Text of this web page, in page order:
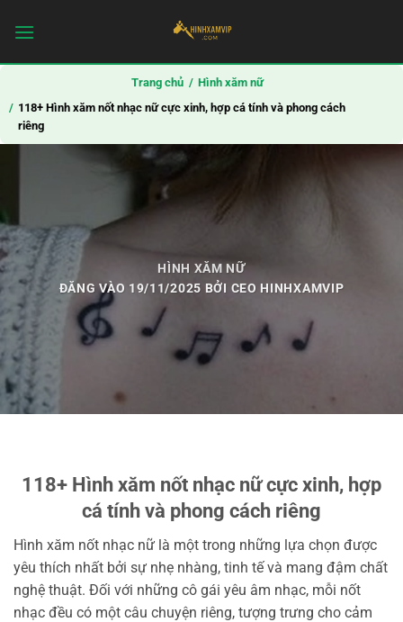
qua
Trang chủ
Hình xăm nữ
118+ Hình xăm nốt nhạc nữ cực xinh, hợp cá tính và phong cách
riêng
HÌNH XĂM NỮ
ĐĂNG VÀO 19/11/2025 BỞI CEO HINHXAMVIP
118+ Hình xăm nốt nhạc nữ cực xinh, hợp
cá tính và phong cách riêng
Hình xăm nốt nhạc nữ là một trong những lựa chọn được
yêu thích nhất bởi sự nhẹ nhàng, tinh tế và mang đậm chất
nghệ thuật. Đối với những cô gái yêu âm nhạc, mỗi nốt
nhạc đều có một câu chuyện riêng, tượng trưng cho cảm